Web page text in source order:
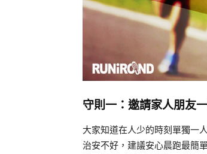
守則一：邀請家人朋友
大家知道在人少的時刻單獨一
治安不好，建議安心晨跑最簡